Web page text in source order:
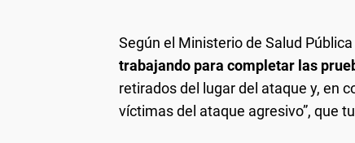
Según el Ministerio de Salud
trabajando para completar las
retirados del lugar del ataque y, en
víctimas del ataque agresivo”, que